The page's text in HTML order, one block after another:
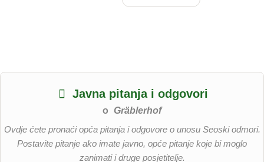
Javna pitanja i odgovori
o Gräblerhof
Ovdje ćete pronaći opća pitanja i odgovore o unosu Seoski odmori.
Postavite pitanje ako imate javno, opće pitanje koje bi moglo
zanimati i druge posjetitelje.